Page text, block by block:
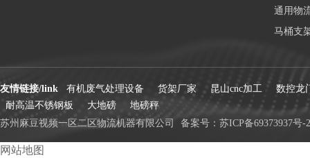
通用物
马桶支
苏州麻豆视频一区二区物流机器有限公司 备案号： 苏ICP备69373937号-2
友情链接/link 有机废气处理设备 货架厂家 昆山cnc加工
数控龙
耐高温不锈钢板
大地磅 地磅秤
网站地图